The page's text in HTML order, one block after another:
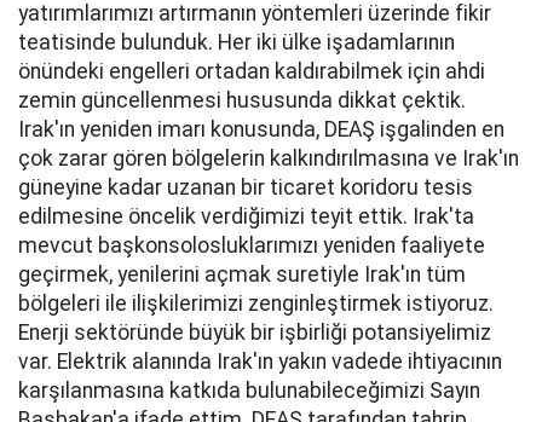
yatırımlarımızı artırmanın yöntemleri üzerinde fikir
teatisinde bulunduk. Her iki ülke işadamlarının
önündeki engelleri ortadan kaldırabilmek için ahdi
zemin güncellenmesi hususunda dikkat çektik.
Irak'ın yeniden imarı konusunda, DEAŞ işgalinden en
çok zarar gören bölgelerin kalkındırılmasına ve Irak'ın
güneyine kadar uzanan bir ticaret koridoru tesis
edilmesine öncelik verdiğimizi teyit ettik. Irak'ta
mevcut başkonsolosluklarımızı yeniden faaliyete
geçirmek, yenilerini açmak suretiyle Irak'ın tüm
bölgeleri ile ilişkilerimizi zenginleştirmek istiyoruz.
Enerji sektöründe büyük bir işbirliği potansiyelimiz
var. Elektrik alanında Irak'ın yakın vadede ihtiyacının
karşılanmasına katkıda bulunabileceğimizi Sayın